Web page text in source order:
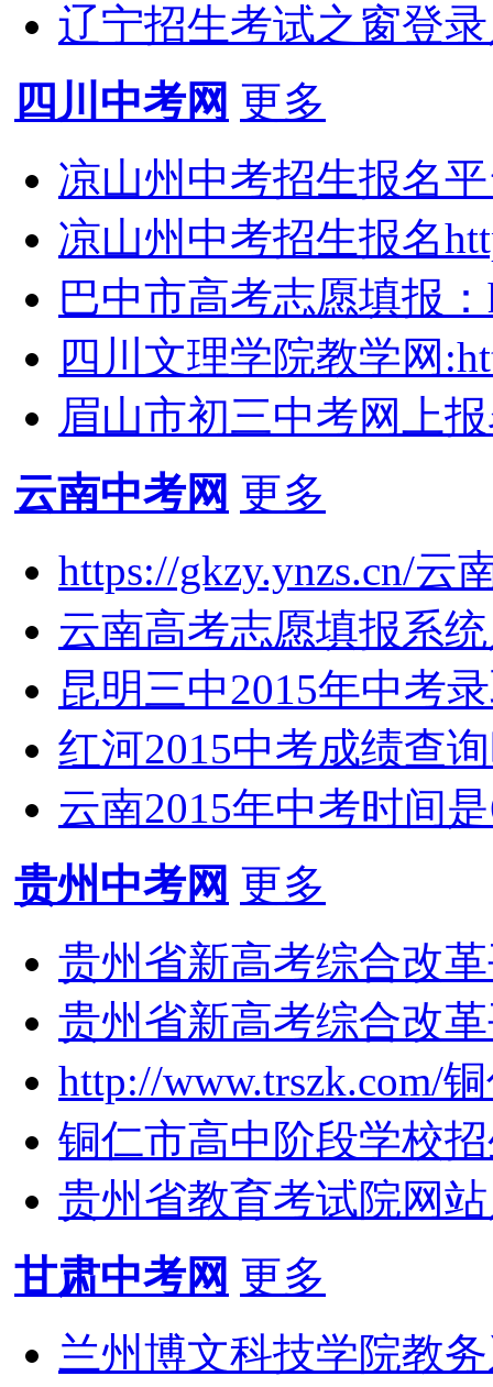
辽宁招生考试之窗登
四川中考网 更多
凉山州中考招生报名
凉山州中考招生报名
巴中市高考志愿填报：
四川文理学院教学网
眉山市初三中考网上
云南中考网 更多
https://gkzy.ynzs.cn/云
云南高考志愿填报系
昆明三中2015年中考
红河2015中考成绩查
云南2015年中考时间
贵州中考网 更多
贵州省新高考综合改
贵州省新高考综合改
http://www.trszk.com/
铜仁市高中阶段学校
贵州省教育考试院网
甘肃中考网 更多
兰州博文科技学院教